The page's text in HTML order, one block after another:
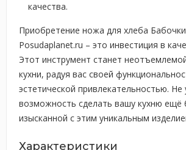
качества.
Приобретение ножа для хлеба
Posudaplanet.ru – это инвестиция в
Этот инструмент станет
кухни, радуя вас своей
эстетической привлекательностью. Не
возможность сделать вашу кухню ещё
изысканной с этим уникальным
Характеристики